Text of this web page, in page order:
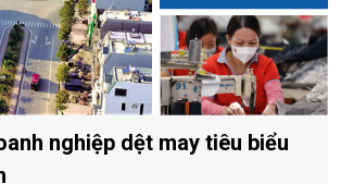
nghiệp dệt may tiêu biểu